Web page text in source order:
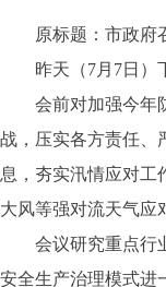
原标题：市政府召
昨天（7月7日）下
会前对加强今年防
战，压实各方责任、
息，夯实汛情应对工
大风等强对流天气应
会议研究重点行业
安全生产治理模式进